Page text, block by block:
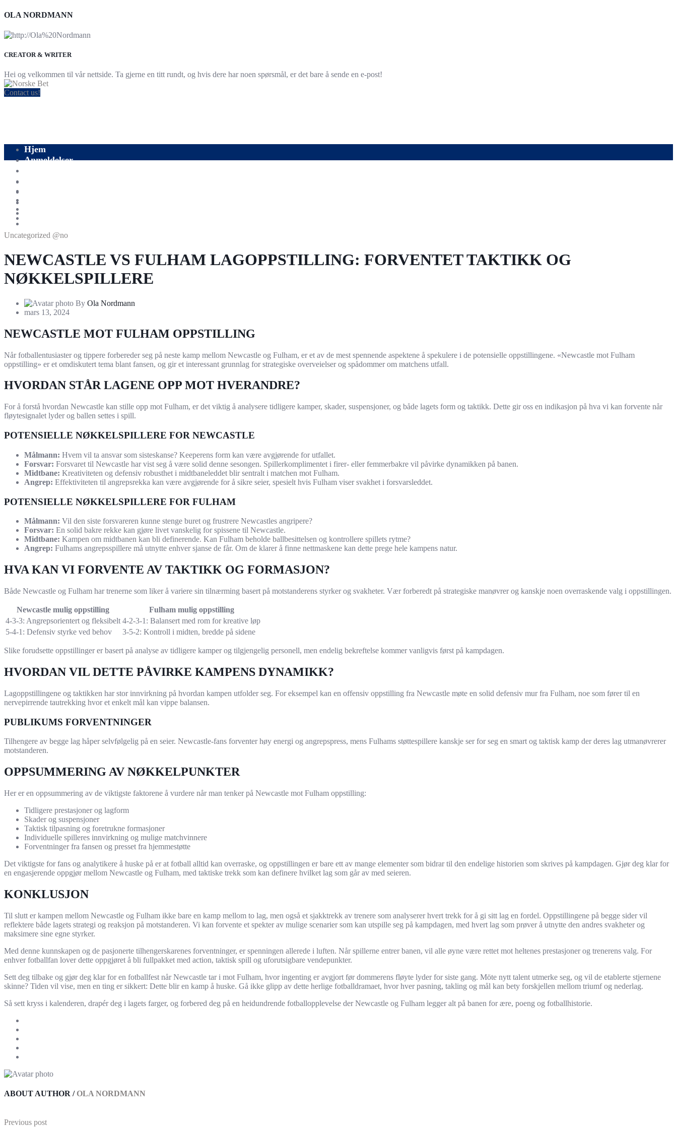
OLA NORDMANN
CREATOR & WRITER
Hei og velkommen til vår nettside. Ta gjerne en titt rundt, og hvis dere har noen spørsmål, er det bare å sende en e-post!
Contact us!
Hjem
Anmeldelser
Uncategorized @no
NEWCASTLE VS FULHAM LAGOPPSTILLING: FORVENTET TAKTIKK OG
NØKKELSPILLERE
By Ola Nordmann
mars 13, 2024
NEWCASTLE MOT FULHAM OPPSTILLING
Når fotballentusiaster og tippere forbereder seg på neste kamp mellom Newcastle og Fulham, er et av de mest spennende aspektene å spekulere i de potensielle oppstillingene. «Newcastle mot Fulham
oppstilling» er et omdiskutert tema blant fansen, og gir et interessant grunnlag for strategiske overveielser og spådommer om matchens utfall.
HVORDAN STÅR LAGENE OPP MOT HVERANDRE?
For å forstå hvordan Newcastle kan stille opp mot Fulham, er det viktig å analysere tidligere kamper, skader, suspensjoner, og både lagets form og taktikk. Dette gir oss en indikasjon på hva vi kan forvente når
fløytesignalet lyder og ballen settes i spill.
POTENSIELLE NØKKELSPILLERE FOR NEWCASTLE
Målmann: Hvem vil ta ansvar som sisteskanse? Keeperens form kan være avgjørende for utfallet.
Forsvar: Forsvaret til Newcastle har vist seg å være solid denne sesongen. Spillerkomplimentet i firer- eller femmerbakre vil påvirke dynamikken på banen.
Midtbane: Kreativiteten og defensiv robusthet i midtbaneleddet blir sentralt i matchen mot Fulham.
Angrep: Effektiviteten til angrepsrekka kan være avgjørende for å sikre seier, spesielt hvis Fulham viser svakhet i forsvarsleddet.
POTENSIELLE NØKKELSPILLERE FOR FULHAM
Målmann: Vil den siste forsvareren kunne stenge buret og frustrere Newcastles angripere?
Forsvar: En solid bakre rekke kan gjøre livet vanskelig for spissene til Newcastle.
Midtbane: Kampen om midtbanen kan bli definerende. Kan Fulham beholde ballbesittelsen og kontrollere spillets rytme?
Angrep: Fulhams angrepsspillere må utnytte enhver sjanse de får. Om de klarer å finne nettmaskene kan dette prege hele kampens natur.
HVA KAN VI FORVENTE AV TAKTIKK OG FORMASJON?
Både Newcastle og Fulham har trenerne som liker å variere sin tilnærming basert på motstanderens styrker og svakheter. Vær forberedt på strategiske manøvrer og kanskje noen overraskende valg i oppstillingen.
Newcastle mulig oppstilling
Fulham mulig oppstilling
4-3-3: Angrepsorientert og fleksibelt 4-2-3-1: Balansert med rom for kreative løp
5-4-1: Defensiv styrke ved behov
3-5-2: Kontroll i midten, bredde på sidene
Slike forudsette oppstillinger er basert på analyse av tidligere kamper og tilgjengelig personell, men endelig bekreftelse kommer vanligvis først på kampdagen.
HVORDAN VIL DETTE PÅVIRKE KAMPENS DYNAMIKK?
Lagoppstillingene og taktikken har stor innvirkning på hvordan kampen utfolder seg. For eksempel kan en offensiv oppstilling fra Newcastle møte en solid defensiv mur fra Fulham, noe som fører til en
nervepirrende tautrekking hvor et enkelt mål kan vippe balansen.
PUBLIKUMS FORVENTNINGER
Tilhengere av begge lag håper selvfølgelig på en seier. Newcastle-fans forventer høy energi og angrepspress, mens Fulhams støttespillere kanskje ser for seg en smart og taktisk kamp der deres lag utmanøvrerer
motstanderen.
OPPSUMMERING AV NØKKELPUNKTER
Her er en oppsummering av de viktigste faktorene å vurdere når man tenker på Newcastle mot Fulham oppstilling:
Tidligere prestasjoner og lagform
Skader og suspensjoner
Taktisk tilpasning og foretrukne formasjoner
Individuelle spilleres innvirkning og mulige matchvinnere
Forventninger fra fansen og presset fra hjemmestøtte
Det viktigste for fans og analytikere å huske på er at fotball alltid kan overraske, og oppstillingen er bare ett av mange elementer som bidrar til den endelige historien som skrives på kampdagen. Gjør deg klar for
en engasjerende oppgjør mellom Newcastle og Fulham, med taktiske trekk som kan definere hvilket lag som går av med seieren.
KONKLUSJON
Til slutt er kampen mellom Newcastle og Fulham ikke bare en kamp mellom to lag, men også et sjakktrekk av trenere som analyserer hvert trekk for å gi sitt lag en fordel. Oppstillingene på begge sider vil
reflektere både lagets strategi og reaksjon på motstanderen. Vi kan forvente et spekter av mulige scenarier som kan utspille seg på kampdagen, med hvert lag som prøver å utnytte den andres svakheter og
maksimere sine egne styrker.
Med denne kunnskapen og de pasjonerte tilhengerskarenes forventninger, er spenningen allerede i luften. Når spillerne entrer banen, vil alle øyne være rettet mot heltenes prestasjoner og trenerens valg. For
enhver fotballfan lover dette oppgjøret å bli fullpakket med action, taktisk spill og uforutsigbare vendepunkter.
Sett deg tilbake og gjør deg klar for en fotballfest når Newcastle tar i mot Fulham, hvor ingenting er avgjort før dommerens fløyte lyder for siste gang. Möte nytt talent utmerke seg, og vil de etablerte stjernene
skinne? Tiden vil vise, men en ting er sikkert: Dette blir en kamp å huske. Gå ikke glipp av dette herlige fotballdramaet, hvor hver pasning, takling og mål kan bety forskjellen mellom triumf og nederlag.
Så sett kryss i kalenderen, drapér deg i lagets farger, og forbered deg på en heidundrende fotballopplevelse der Newcastle og Fulham legger alt på banen for ære, poeng og fotballhistorie.
ABOUT AUTHOR /OLA NORDMANN
Previous post